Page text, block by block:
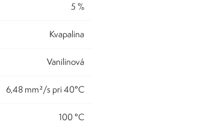
5 %
kvapalina
vanilinová
6,48 mm²/s pri 40°C
100 °C